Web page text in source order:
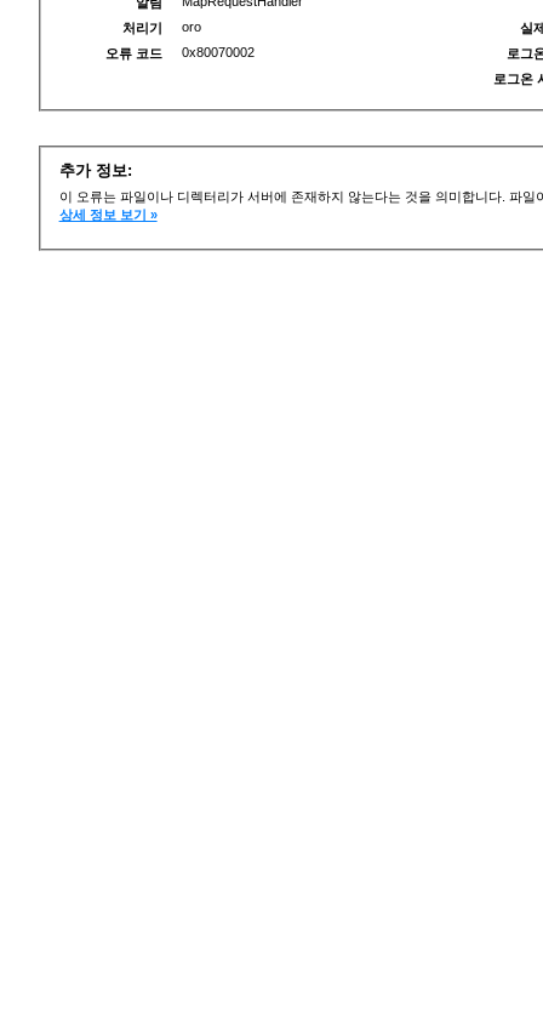
처리기
oro
오류 코드
0x80070002
실
로그
로그온
추가 정보:
이 오류는 파일이나 디렉터리가 서버에 존재하지 않는다는 것을 의미합니다. 파
상세 정보 보기 »